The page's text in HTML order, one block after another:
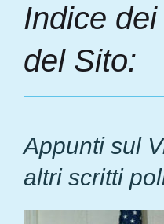
Indice
del Sito:
Appunti sul
altri scritti